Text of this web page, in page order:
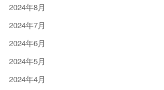
2024年8月
2024年7月
2024年6月
2024年5月
2024年4月